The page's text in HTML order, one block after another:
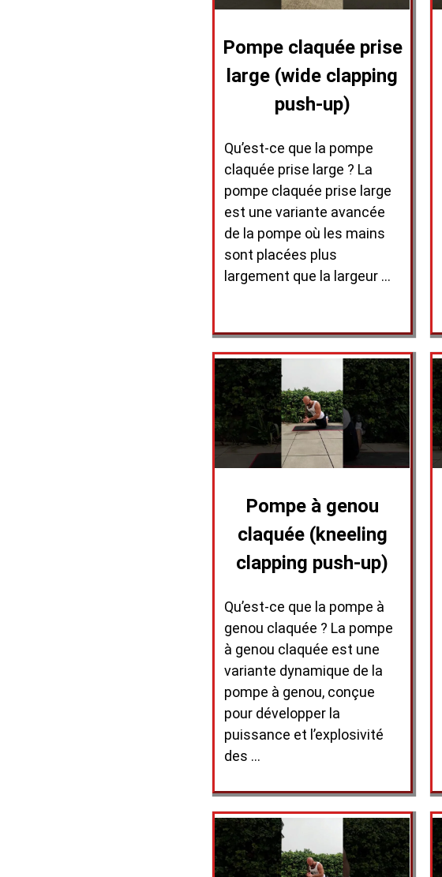
Pompe claquée prise
large (wide clapping
push-up)
Qu’est-ce que la pompe
claquée prise large ? La
pompe claquée prise large
est une variante avancée
de la pompe où les mains
sont placées plus
largement que la largeur …
Pompe à genou
claquée (kneeling
clapping push-up)
Qu’est-ce que la pompe à
genou claquée ? La pompe
à genou claquée est une
variante dynamique de la
pompe à genou, conçue
pour développer la
puissance et l’explosivité
des …